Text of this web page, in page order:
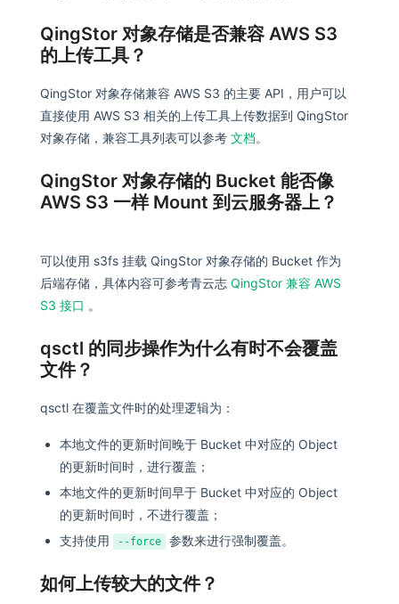
QingStor 对象存储是否兼容 AWS S3
的上传工具？
QingStor 对象存储兼容 AWS S3 的主要 API，用户可以
直接使用 AWS S3 相关的上传工具上传数据到 QingStor
对象存储，兼容工具列表可以参考 文档。
QingStor 对象存储的 Bucket 能否像
AWS S3 一样 Mount 到云服务器上？
可以使用 s3fs 挂载 QingStor 对象存储的 Bucket 作为
后端存储，具体内容可参考青云志 QingStor 兼容 AWS
S3 接口 。
qsctl 的同步操作为什么有时不会覆盖
文件？
qsctl 在覆盖文件时的处理逻辑为：
本地文件的更新时间晚于 Bucket 中对应的 Object
的更新时间时，进行覆盖；
本地文件的更新时间早于 Bucket 中对应的 Object
的更新时间时，不进行覆盖；
支持使用
--force 参数来进行强制覆盖。
如何上传较大的文件？